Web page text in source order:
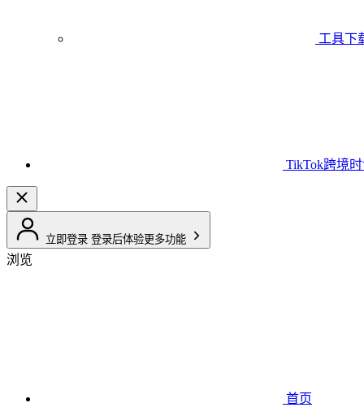
工具下
TikTok跨境
立即登录 登录后体验更多功能
浏览
首页